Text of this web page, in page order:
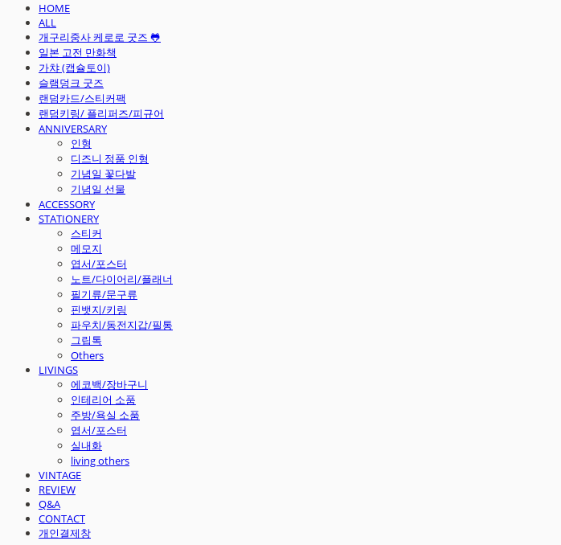
HOME
ALL
개구리중사 케로로 굿즈 🐸
일본 고전 만화책
가챠 (캡슐토이)
슬램덩크 굿즈
랜덤카드/스티커팩
랜덤키링/ 플리퍼즈/피규어
ANNIVERSARY
인형
디즈니 정품 인형
기념일 꽃다발
기념일 선물
ACCESSORY
STATIONERY
스티커
메모지
엽서/포스터
노트/다이어리/플래너
필기류/문구류
핀뱃지/키링
파우치/동전지갑/필통
그립톡
Others
LIVINGS
에코백/장바구니
인테리어 소품
주방/욕실 소품
엽서/포스터
실내화
living others
VINTAGE
REVIEW
Q&A
CONTACT
개인결제창